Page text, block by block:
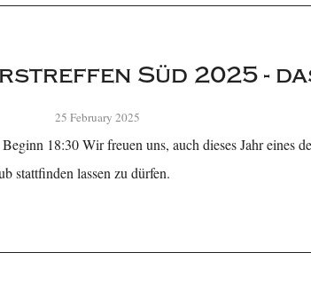
Süd 2025 -
25 February 2025
18:30 Wir freuen uns, auch dieses Jahr eines
stattfinden lassen zu dürfen.